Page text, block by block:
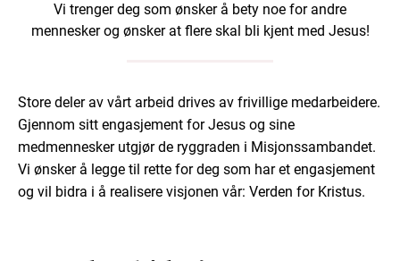
Vi trenger deg som ønsker å bety noe for andre
mennesker og ønsker at flere skal bli kjent med Jesus!
Store deler av vårt arbeid drives av frivillige medarbeidere.
Gjennom sitt engasjement for Jesus og sine
medmennesker utgjør de ryggraden i Misjonssambandet.
Vi ønsker å legge til rette for deg som har et engasjement
og vil bidra i å realisere visjonen vår: Verden for Kristus.